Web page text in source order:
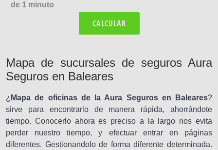
de 1 minuto
CALCULAR
Mapa de sucursales de seguros Aura
Seguros en Baleares
¿ Mapa de oficinas de la Aura Seguros en Baleares?
sirve para encontrarlo de manera rápida, ahorrándote
tiempo. Conocerlo ahora es preciso a la largo nos evita
perder nuestro tiempo, y efectuar entrar en páginas
diferentes. Gestionandolo de forma diferente determinada.